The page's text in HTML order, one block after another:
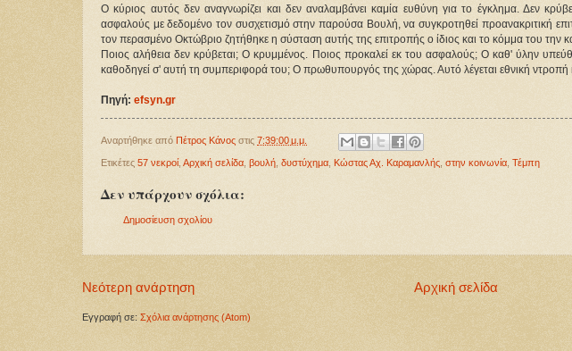
Ο κύριος αυτός δεν αναγνωρίζει και δεν αναλαμβάνει καμία ευθύνη για το έγκλημα. Δεν
ασφαλούς με δεδομένο τον συσχετισμό στην παρούσα Βουλή, να συγκροτηθεί προανακριτική
τον περασμένο Οκτώβριο ζητήθηκε η σύσταση αυτής της επιτροπής ο ίδιος και το κόμμα του την
Ποιος αλήθεια δεν κρύβεται; Ο κρυμμένος. Ποιος προκαλεί εκ του ασφαλούς; Ο καθ' ύλην
καθοδηγεί σ' αυτή τη συμπεριφορά του; Ο πρωθυπουργός της χώρας. Αυτό λέγεται εθνική ντροπή
Πηγή: efsyn.gr
Αναρτήθηκε από Πέτρος Κάνος στις 7:39:00 μ.μ.
Ετικέτες 57 νεκροί, Αρχική σελίδα βουλή δυστύχημα Κώστας Αχ. Καραμανλής στην κοινωνία Τέμπη
Δεν υπάρχουν σχόλια:
Δημοσίευση σχολίου
Νεότερη ανάρτηση Αρχική σελίδα
Εγγραφή σε: Σχόλια ανάρτησης (Atom)